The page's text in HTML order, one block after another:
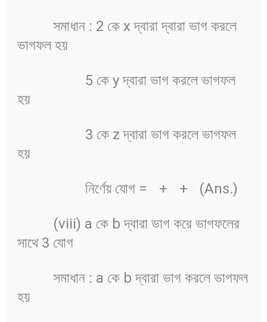
সমাধান : 2 কে x দ্বারা দ্বারা ভাগ করলে
ভাগফল হয়
5 কে y দ্বারা ভাগ করলে ভাগফল
হয়
3 কে z দ্বারা ভাগ করলে ভাগফল
হয়
নির্ণেয় যোগ = + + (Ans.)
(viii) a কে b দ্বারা ভাগ করে ভাগফলের
সাথে 3 যোগ
সমাধান : a কে b দ্বারা ভাগ করলে ভাগফল
হয়